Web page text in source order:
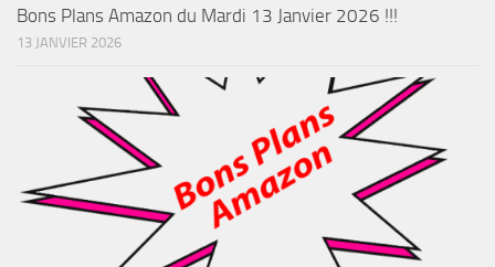
Bons Plans Amazon du Mardi 13 Janvier 2026 !!!
13 JANVIER 2026